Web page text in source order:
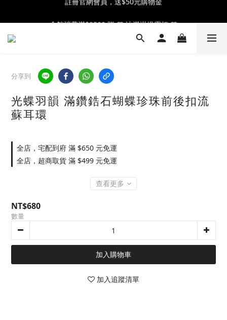
全館消費滿$2500 贈 ♡ 冰淇淋提霸杯 ♡
分享到
光蝶羽韻 滿鑽鋯石蝴蝶珍珠前後扣流
蘇耳環
全店，宅配到府 滿 $650 元免運
全店，超商取貨 滿 $499 元免運
查看更多
NT$680
數量
加入購物車
加入追蹤清單